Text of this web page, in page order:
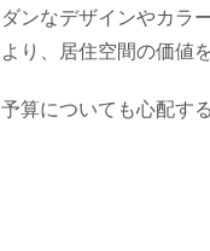
ダンなデザインやカラ
より、居住空間の価値
予算についても心配す